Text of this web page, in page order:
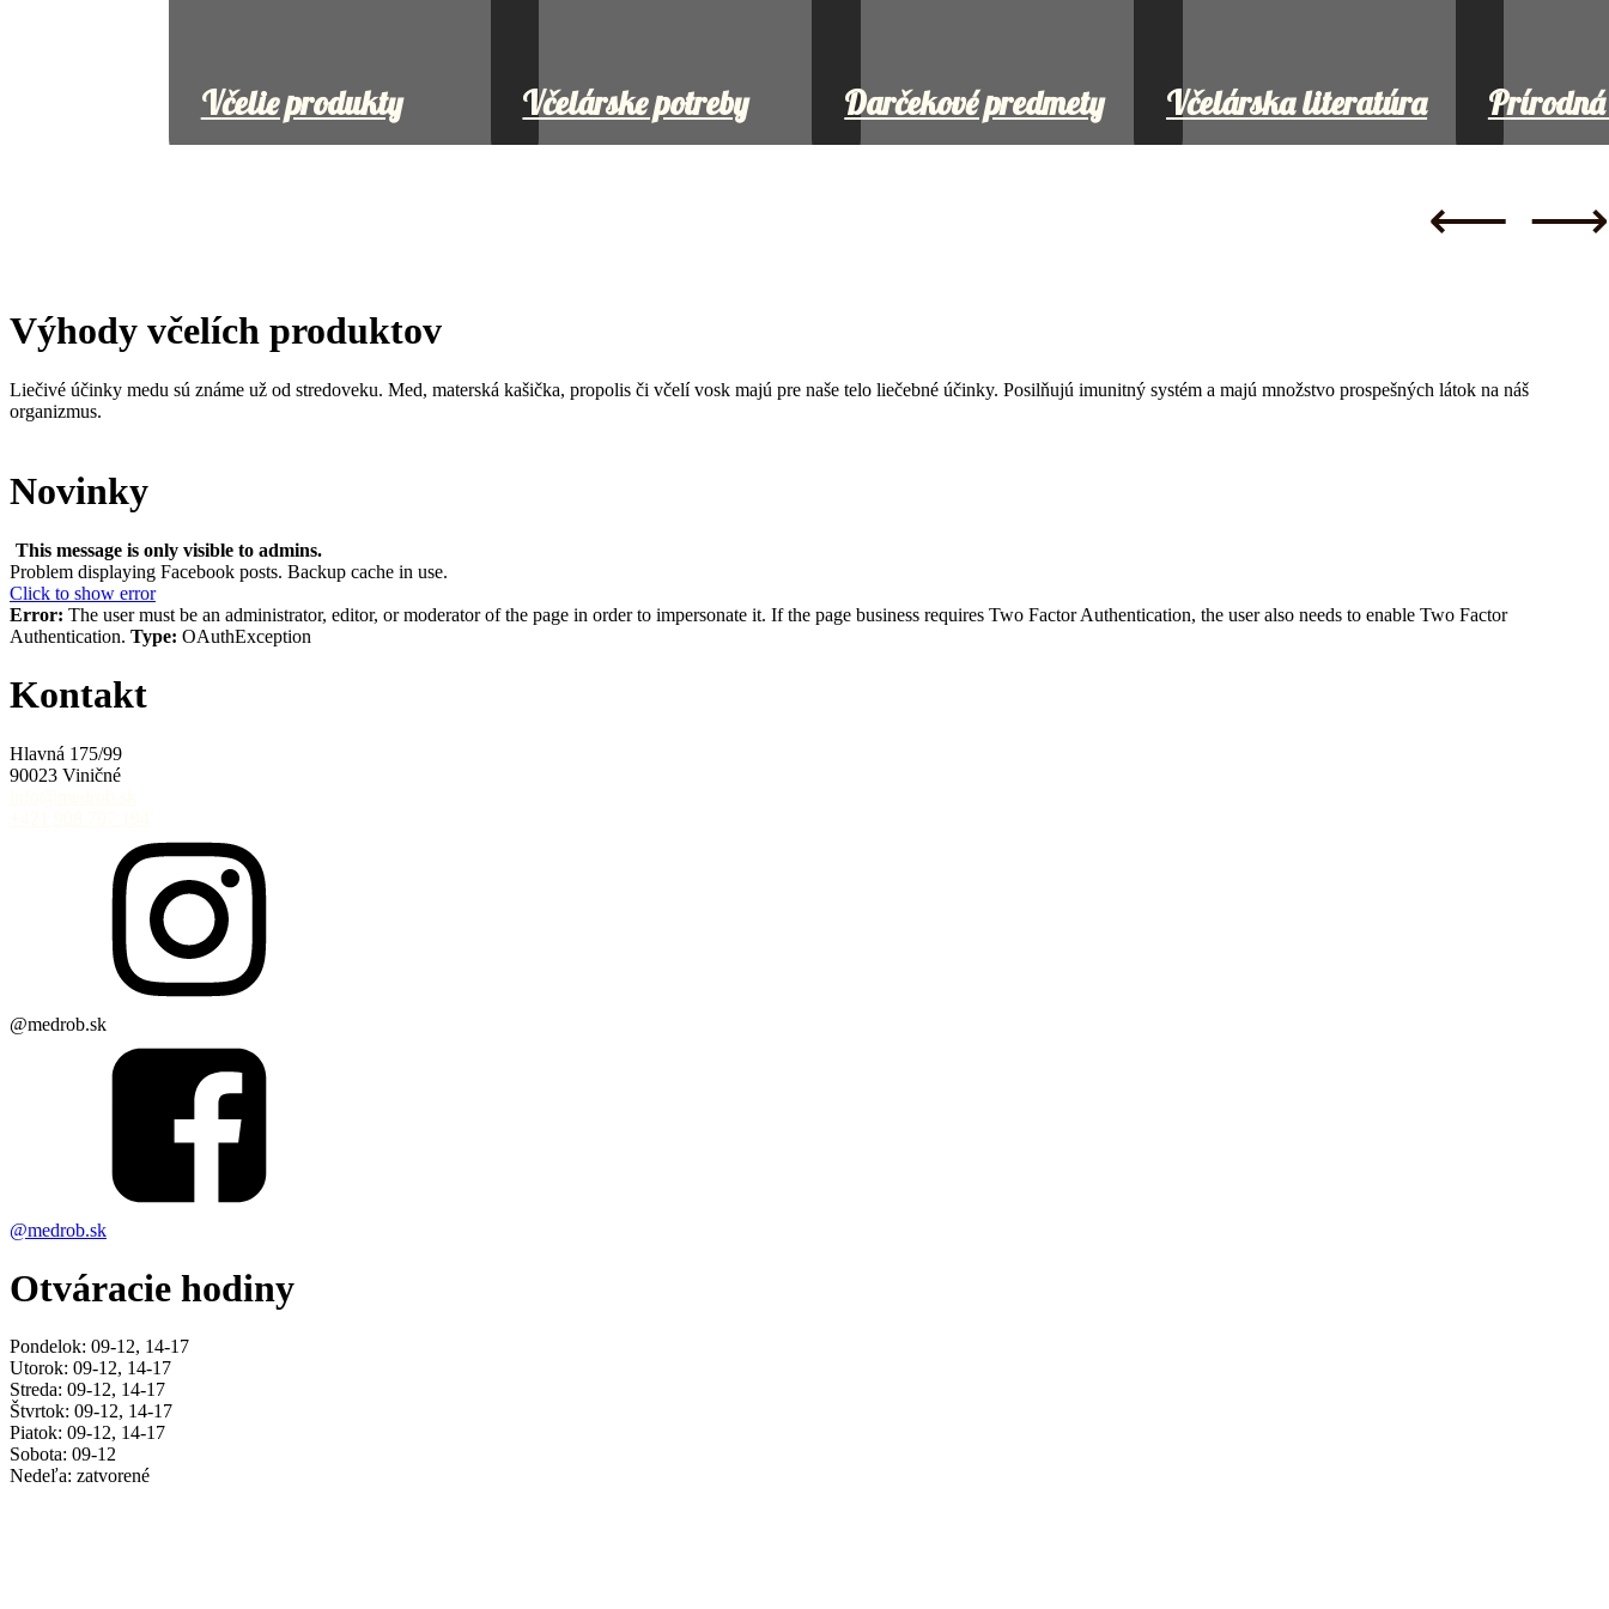
Včelie produkty Včelárske potreby Darčekové predmety Včelárska literatúra
⟵ ⟶
Výhody včelích produktov
Liečivé účinky medu sú známe už od stredoveku. Med, materská kašička, propolis či včelí vosk majú pre naše telo liečebné účinky. Posilňujú imunitný systém a majú množstvo prospešných látok na náš
organizmus.
Novinky
This message is only visible to admins.
Problem displaying Facebook posts. Backup cache in use.
Click to show error
Error: The user must be an administrator, editor, or moderator of the page in order to impersonate it. If the page business requires Two Factor Authentication, the user also needs to enable Two Factor
Authentication. Type: OAuthException
Kontakt
Hlavná 175/99
90023 Viničné
@medrob.sk
@medrob.sk
Otváracie hodiny
Pondelok: 09-12, 14-17
Utorok: 09-12, 14-17
Streda: 09-12, 14-17
Štvrtok: 09-12, 14-17
Piatok: 09-12, 14-17
Sobota: 09-12
Nedeľa: zatvorené